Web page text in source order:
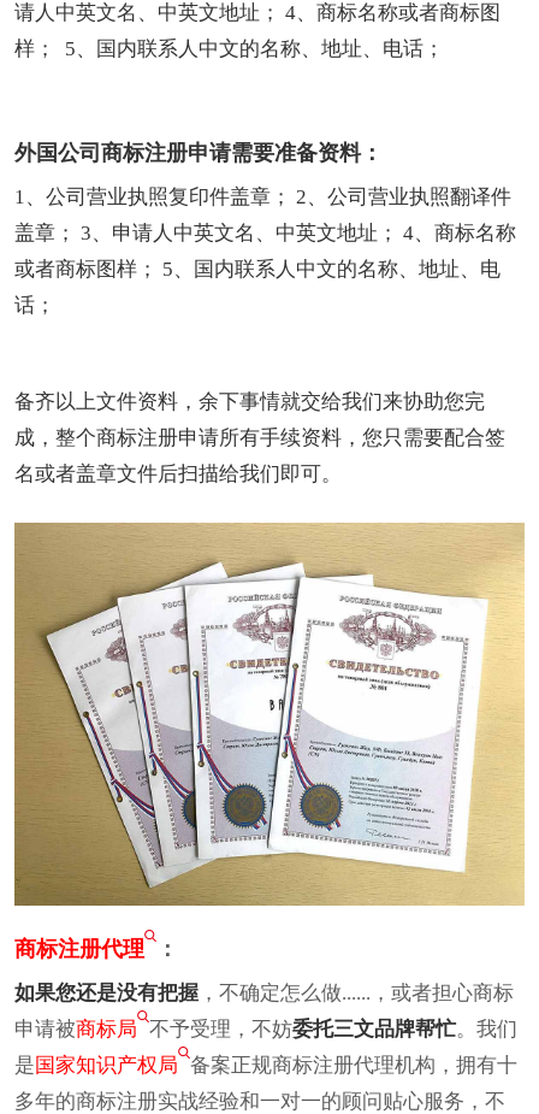
请人中英文名、中英文地址； 4、商标名称或者商标图
样； 5、国内联系人中文的名称、地址、电话；
外国公司商标注册申请需要准备资料：
1、公司营业执照复印件盖章； 2、公司营业执照翻译件
盖章； 3、申请人中英文名、中英文地址； 4、商标名称
或者商标图样； 5、国内联系人中文的名称、地址、电
话；
备齐以上文件资料，余下事情就交给我们来协助您完
成，整个商标注册申请所有手续资料，您只需要配合签
名或者盖章文件后扫描给我们即可。
商标注册代理 ：
如果您还是没有把握 ，不确定怎么做......，或者担心商标
申请被商标局 不予受理，不妨委托三文品牌帮忙。我们
是国家知识产权局 备案正规商标注册代理机构，拥有十
多年的商标注册实战经验和一对一的顾问贴心服务，不